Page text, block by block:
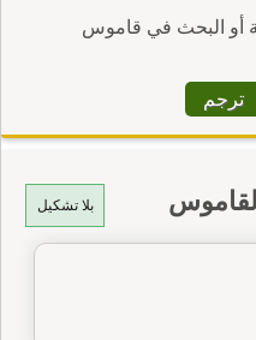
أو البحث في قاموس
بلا تشكيل